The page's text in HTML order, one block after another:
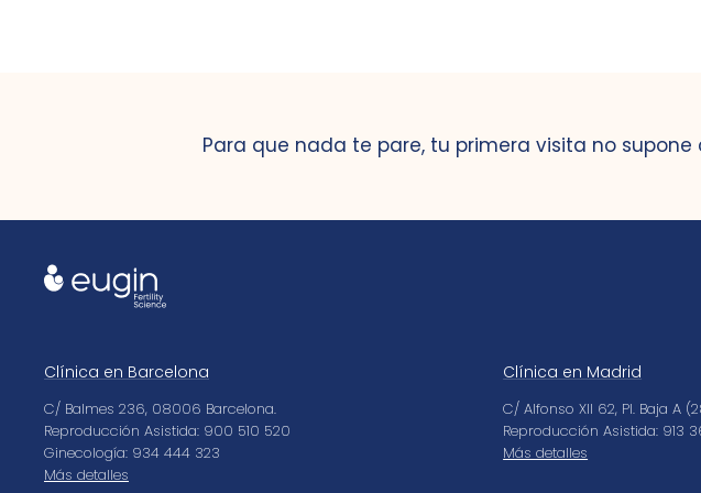
Para que nada te pare, tu primera visita no
Clínica en Barcelona
C/ Balmes 236, 08006 Barcelona.
Reproducción Asistida: 900 510 520
Ginecología: 934 444 323
Más detalles
Clínica en Madrid
C/ Alfonso XII 62, Pl. Baja A
Reproducción Asistida: 913
Más detalles